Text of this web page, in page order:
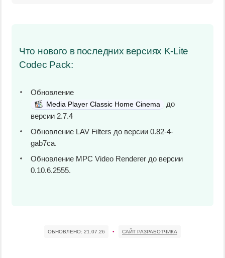
Что нового в последних версиях K-Lite
Codec Pack:
Обновление
Media Player Classic Home Cinema
до
версии 2.7.4
Обновление LAV Filters до версии 0.82-4-
gab7ca.
Обновление MPC Video Renderer до версии
0.10.6.2555.
ОБНОВЛЕНО: 21.07.26 • САЙТ РАЗРАБОТЧИКА